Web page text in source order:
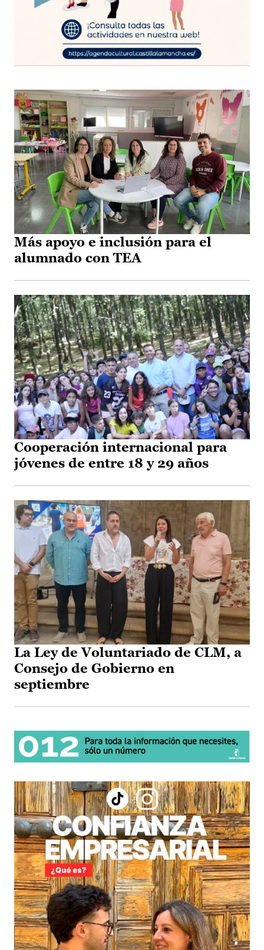
Más apoyo e inclusión para el
alumnado con TEA
Cooperación internacional para
jóvenes de entre 18 y 29 años
La Ley de Voluntariado de CLM, a
Consejo de Gobierno en
septiembre